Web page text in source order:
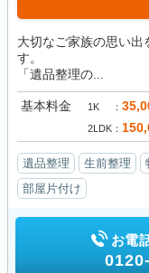
大切なご家族の思い出
す。
「遺品整理の...
基本料金 1K
2LDK
遺品整理 生前整理
部屋片付け
お電